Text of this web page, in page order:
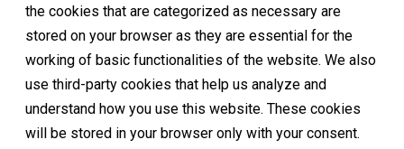
the cookies that are categorized as necessary are
stored on your browser as they are essential for the
working of basic functionalities of the website. We also
use third-party cookies that help us analyze and
understand how you use this website. These cookies
will be stored in your browser only with your consent.